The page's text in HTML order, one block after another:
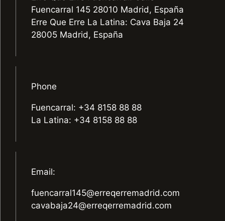
Fuencarral 145 28010 Madrid, España
Erre Que Erre La Latina: Cava Baja 24
28005 Madrid, España
Phone
Fuencarral: +34 8158 88 88
La Latina: +34 8158 88 88
Email:
fuencarral145@erreqerremadrid.com
cavabaja24@erreqerremadrid.com